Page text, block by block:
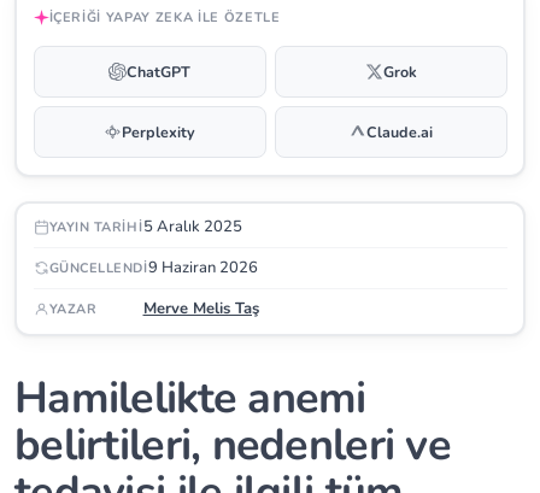
İÇERIĞI YAPAY ZEKA ILE ÖZETLE
ChatGPT Grok
Perplexity Claude.ai
YAYIN TARIHI5 Aralık 2025
GÜNCELLENDI9 Haziran 2026
YAZAR Merve Melis Taş
Hamilelikte anemi
belirtileri, nedenleri ve